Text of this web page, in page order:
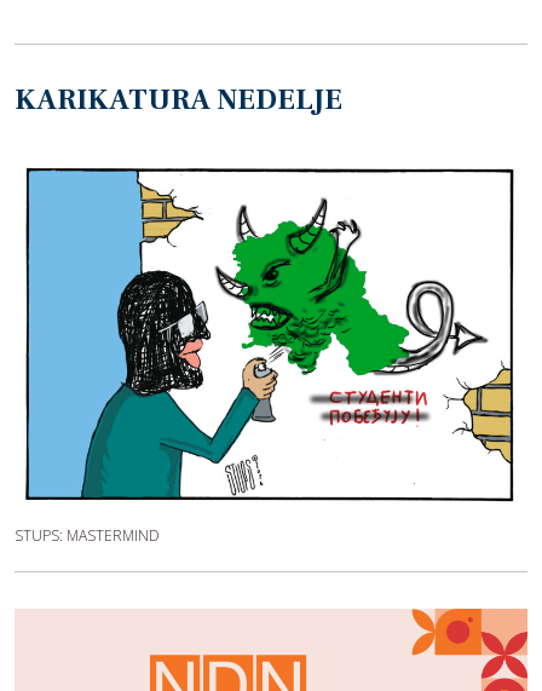
KARIKATURA NEDELJE
STUPS: MASTERMIND